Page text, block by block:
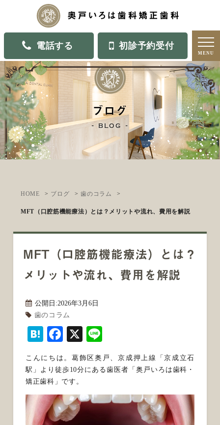
電話する 初診予約受付
MENU
ブログ
blog
HOME ブログ 歯のコラム
MFT（口腔筋機能療法）とは？メリットや流れ、費用を解説
MFT（口腔筋機能療法）とは？
メリットや流れ、費用を解説
公開日:2026年3月6日
歯のコラム
HatenaFacebook
X
こんにちは。葛飾区奥戸、京成押上線「京成立石
駅」より徒歩10分にある歯医者「奥戸いろは歯科・
矯正歯科」です。